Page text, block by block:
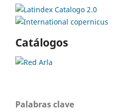
Catálogos
Palabras clave